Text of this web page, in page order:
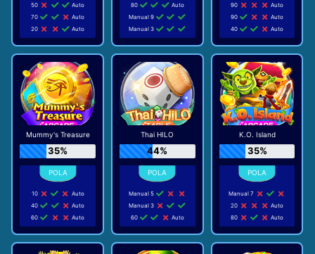
50
Auto
70
Auto
20
Auto
80
Auto
Manual 9
Manual 3
90
Auto
90
Auto
40
Auto
Mummy's Treasure
35%
10
Auto
40
Auto
60
Auto
Thai HILO
44%
Manual 5
Manual 3
60
Auto
K.O. Island
35%
Manual 7
20
Auto
80
Auto